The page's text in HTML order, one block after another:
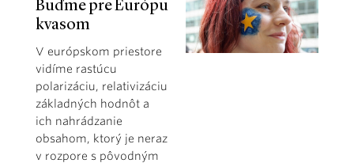
Buďme pre Európu
kvasom
V európskom priestore
vidíme rastúcu
polarizáciu, relativizáciu
základných hodnôt a
ich nahrádzanie
obsahom, ktorý je neraz
v rozpore s pôvodným